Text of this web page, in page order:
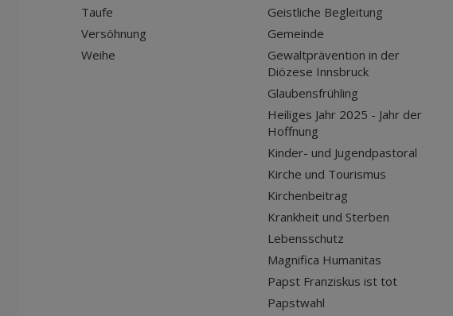
Taufe
Versöhnung
Weihe
Geistliche Begleitung
Gemeinde
Gewaltprävention in der
Diözese Innsbruck
Glaubensfrühling
Heiliges Jahr 2025 - Jahr der
Hoffnung
Kinder- und Jugendpastoral
Kirche und Tourismus
Kirchenbeitrag
Krankheit und Sterben
Lebensschutz
Magnifica Humanitas
Papst Franziskus ist tot
Papstwahl